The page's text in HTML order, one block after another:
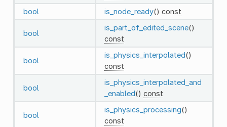
bool
is_node_ready() const
bool
is_part_of_edited_scene()
const
bool
is_physics_interpolated()
const
bool
is_physics_interpolated_and
_enabled() const
bool
is_physics_processing()
const